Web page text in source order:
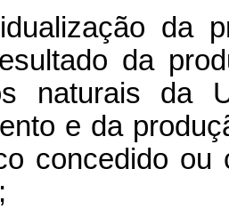
da
da
naturais da
e da
concedido ou